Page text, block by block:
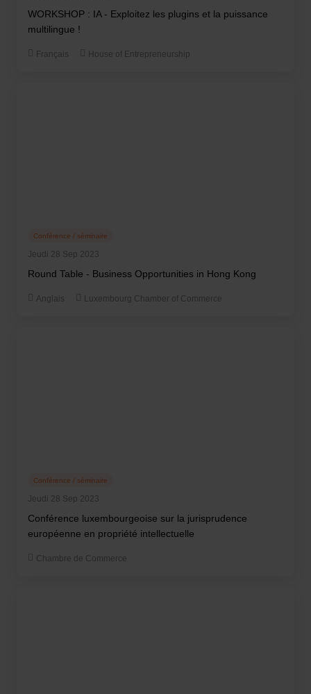
WORKSHOP : IA - Exploitez les plugins et la puissance
multilingue !
Français House of Entrepreneurship
Jeudi 28 Sep 2023
Conférence / séminaire
Round Table - Business Opportunities in Hong Kong
Anglais Luxembourg Chamber of Commerce
Jeudi 28 Sep 2023
Conférence / séminaire
Conférence luxembourgeoise sur la jurisprudence
européenne en propriété intellectuelle
Chambre de Commerce